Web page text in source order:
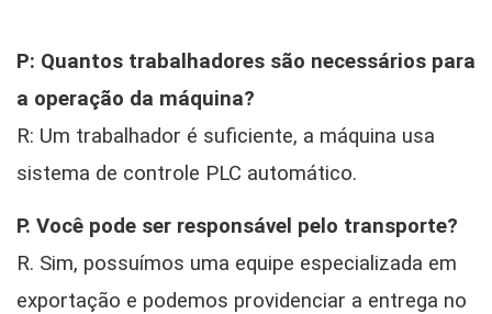
P: Quantos trabalhadores são necessários para
a operação da máquina?
R: Um trabalhador é suficiente, a máquina usa
sistema de controle PLC automático.
P. Você pode ser responsável pelo transporte?
R. Sim, possuímos uma equipe especializada em
exportação e podemos providenciar a entrega no